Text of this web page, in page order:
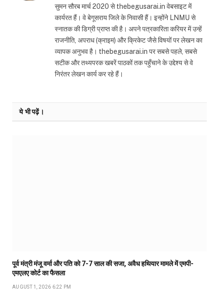
सुमन सौरब मार्च 2020 से thebegusarai.in वेबसाइट में
कार्यरत हैं। वे बेगूसराय जिले के निवासी हैं। इन्होंने LNMU से
स्नातक की डिग्री प्राप्त की है। अपने पत्रकारिता करियर में उन्हें
राजनीति, अपराध (क्राइम) और क्रिकेट जैसे विषयों पर लेखन का
व्यापक अनुभव है। thebegusarai.in पर सबसे पहले, सबसे
सटीक और तथ्यपरक खबरें पाठकों तक पहुँचाने के उद्देश्य से वे
निरंतर लेखन कार्य कर रहे हैं।
ये भी पढ़ें।
पूर्व मंत्री मंजू वर्मा और पति को 7-7 साल की सजा, अवैध हथियार मामले में एमपी-
एमएलए कोर्ट का फैसला
AUGUST 1, 2026 6:22 PM